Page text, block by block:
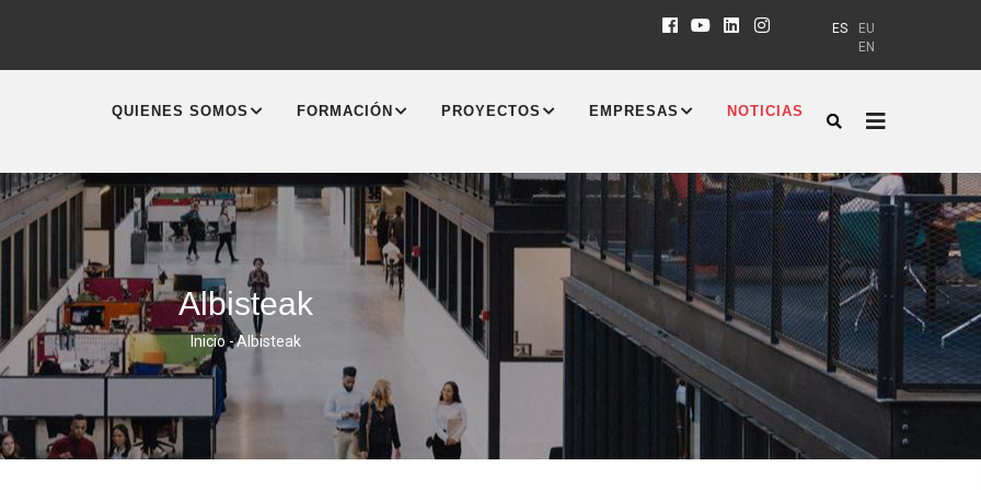
EU
ES
EN
NAVIGATION
QUIENES SOMOS FORMACIÓN PROYECTOS EMPRESAS NOTICIAS
Albisteak
Sobrescribir
Enlaces
De
Ayuda
Inicio -Albisteak